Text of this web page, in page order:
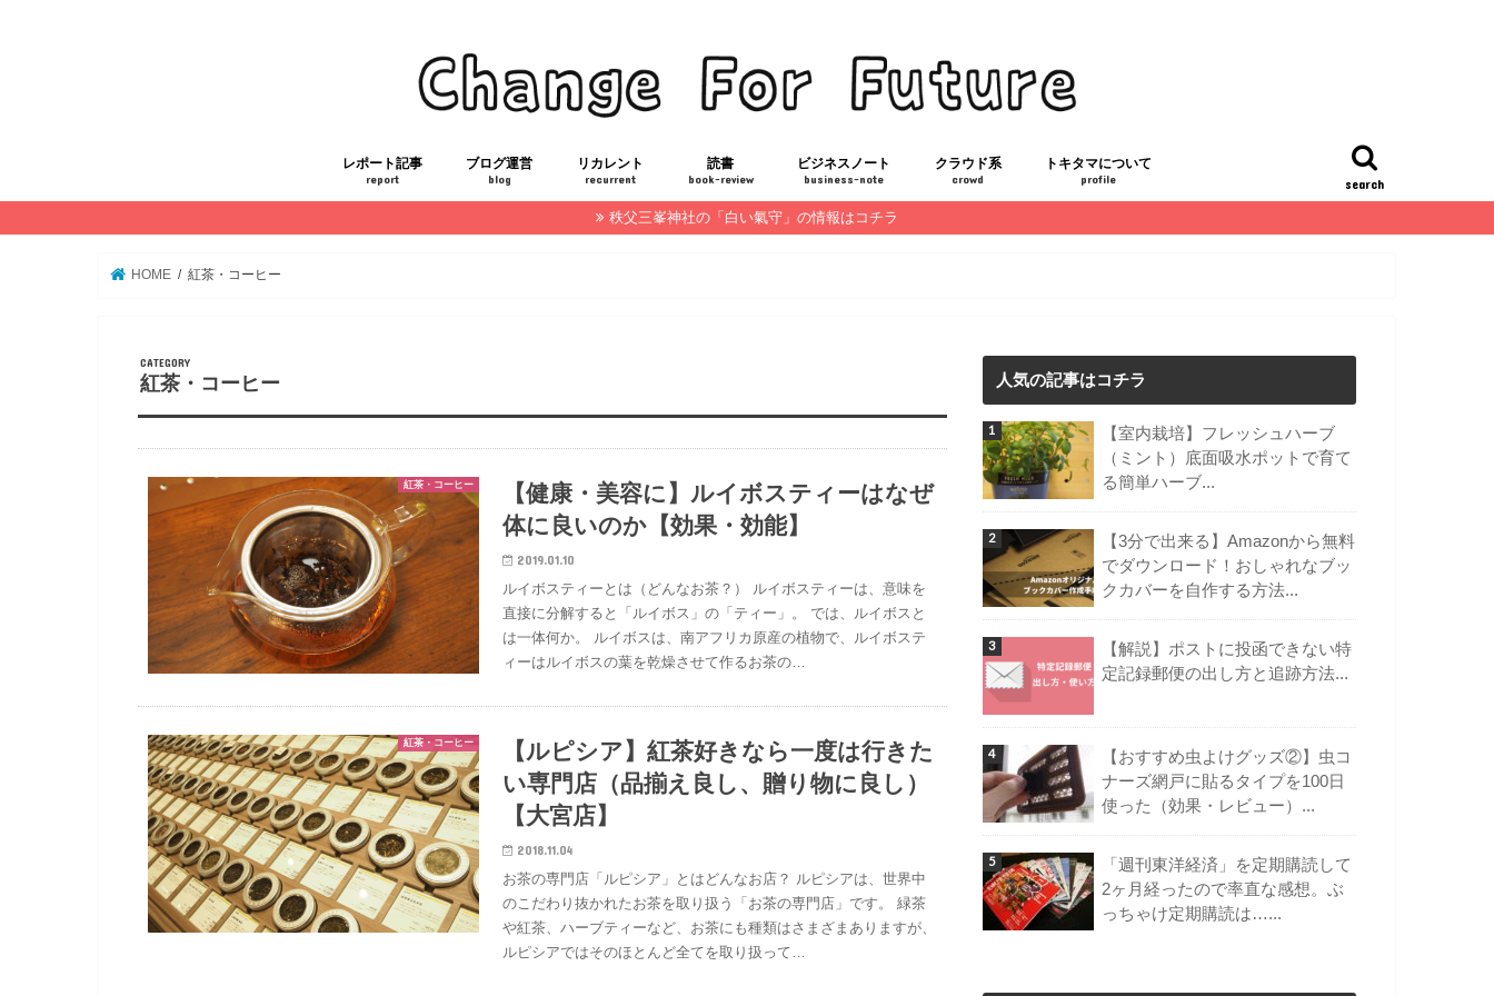
search
レポート記事
report
ブログ運営
blog
リカレント
recurrent
FP技能士3級合格勉強法
ITパスポート合格勉強法
読書
book-review
ビジネスノート
business-note
仕事を辞める
社会人の基礎知識
仕事術
クラウド系
crowd
トキタマについて
profile
秩父三峯神社の「白い氣守」の情報はコチラ
HOME 紅茶・コーヒー
紅茶・コーヒー
紅茶・コーヒー
【健康・美容に】ルイボスティーはなぜ
体に良いのか【効果・効能】
2019.01.10
ルイボスティーとは（どんなお茶？） ルイボスティーは、意味を
直接に分解すると「ルイボス」の「ティー」。 では、ルイボスと
は一体何か。 ルイボスは、南アフリカ原産の植物で、ルイボステ
ィーはルイボスの葉を乾燥させて作るお茶の…
紅茶・コーヒー
【ルピシア】紅茶好きなら一度は行きた
い専門店（品揃え良し、贈り物に良し）
【大宮店】
2018.11.04
お茶の専門店「ルピシア」とはどんなお店？ ルピシアは、世界中
のこだわり抜かれたお茶を取り扱う「お茶の専門店」です。 緑茶
や紅茶、ハーブティーなど、お茶にも種類はさまざまありますが、
ルピシアではそのほとんど全てを取り扱って…
人気の記事はコチラ
【室内栽培】フレッシュハーブ
（ミント）底面吸水ポットで育て
る簡単ハーブ...
【3分で出来る】Amazonから無料
でダウンロード！おしゃれなブッ
クカバーを自作する方法...
【解説】ポストに投函できない特
定記録郵便の出し方と追跡方法...
【おすすめ虫よけグッズ②】虫コ
ナーズ網戸に貼るタイプを100日
使った（効果・レビュー）...
「週刊東洋経済」を定期購読して
2ヶ月経ったので率直な感想。ぶ
っちゃけ定期購読は…...